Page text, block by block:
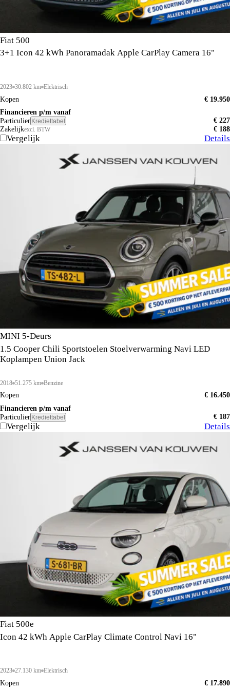
Fiat 500
3+1 Icon 42 kWh Panoramadak Apple CarPlay Camera 16"
2023 30.802 km Elektrisch
Kopen
€ 19.950
Financieren p/m vanaf
Particulier Krediettabel
€ 227
Zakelijkexcl. BTW € 188
Vergelijk Details
MINI 5-Deurs
1.5 Cooper Chili Sportstoelen Stoelverwarming Navi LED
Koplampen Union Jack
2018 51.275 km Benzine
Kopen
€ 16.450
Financieren p/m vanaf
Particulier Krediettabel € 187
Vergelijk Details
Fiat 500e
Icon 42 kWh Apple CarPlay Climate Control Navi 16"
2023 27.130 km Elektrisch
Kopen
€ 17.890